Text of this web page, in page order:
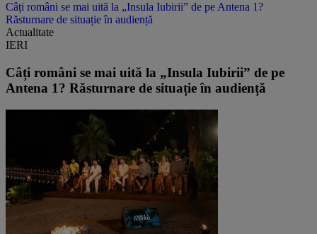
Câți români se mai uită la „Insula Iubirii” de pe Antena 1?
Răsturnare de situație în audiență
Actualitate
IERI
Câți români se mai uită la „Insula Iubirii” de pe
Antena 1? Răsturnare de situație în audiență